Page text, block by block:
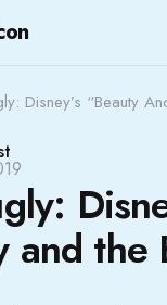
Disney’s “Beauty
and the